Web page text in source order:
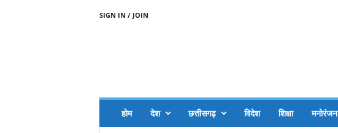
SIGN IN / JOIN
होम देश छत्तीसगढ़ विदेश शिक्षा मनोरंजन